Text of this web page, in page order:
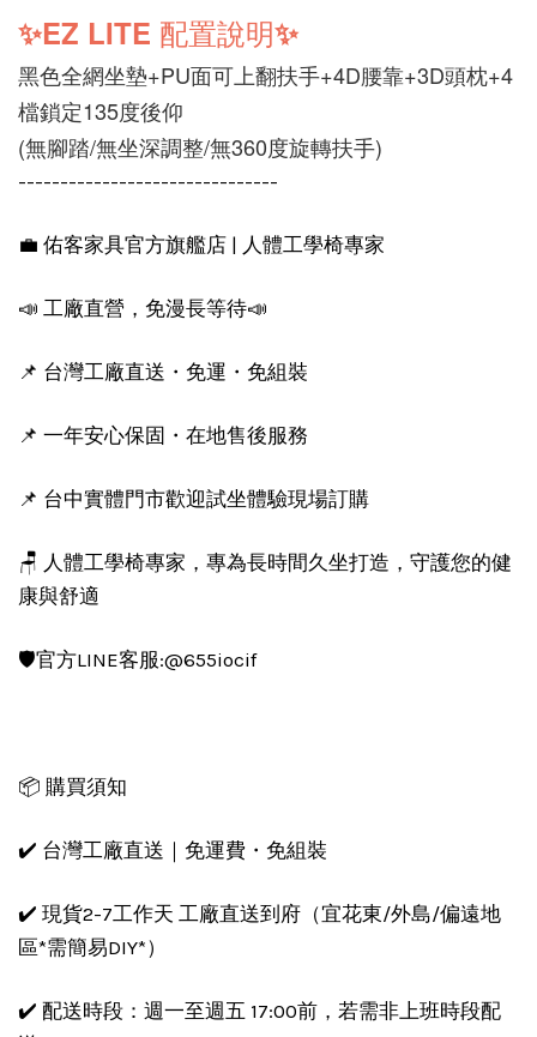
✨EZ LITE 配置說明✨
黑色全網坐墊+PU面可上翻扶手+4D腰靠+3D頭枕+4
檔鎖定135度後仰
(無腳踏/無坐深調整/無360度旋轉扶手)
-------------------------------
💼 佑客家具官方旗艦店 | 人體工學椅專家
📣 工廠直營，免漫長等待📣
📌 台灣工廠直送・免運・免組裝
📌 一年安心保固・在地售後服務
📌 台中實體門市歡迎試坐體驗現場訂購
🪑 人體工學椅專家，專為長時間久坐打造，守護您的健
康與舒適
🛡️官方LINE客服:@655iocif
📦 購買須知
✔️ 台灣工廠直送｜免運費・免組裝
✔️ 現貨2-7工作天 工廠直送到府（宜花東/外島/偏遠地
區*需簡易DIY*）
✔️ 配送時段：週一至週五 17:00前，若需非上班時段配